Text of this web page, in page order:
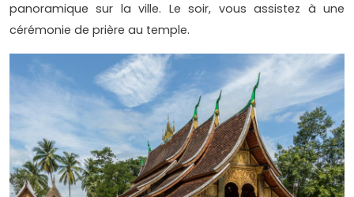
panoramique sur la ville. Le soir, vous assistez à une
cérémonie de prière au temple.